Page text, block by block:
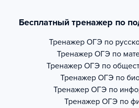
Бесплатный тренажер по
Тренажер ОГЭ по
Тренажер ОГЭ по
Тренажер ОГЭ по
Тренажер ОГЭ по
Тренажер ОГЭ по
Тренажер ОГЭ по